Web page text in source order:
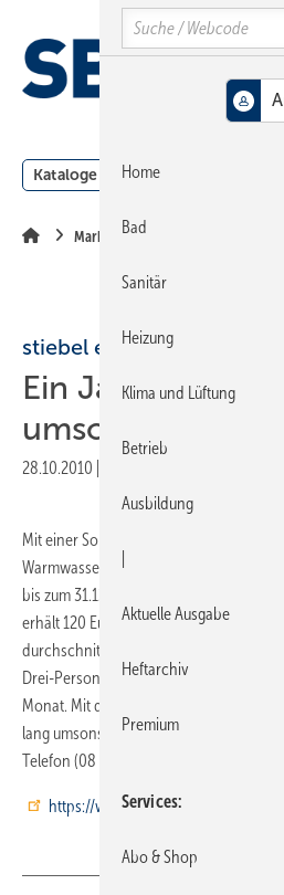
Hauptinhalt
Hauptmenü
SiteSearch
Kataloge Meldungen
Markt + Trends
stiebel eltron
Ein Jahr warmes
umsonst
28.10.2010
Mit einer Sonderaktion will Stiebel seine
Warmwasserbereitung für Endkunden
bis zum 31.12.2010 für eine
erhält 120 Euro. Nach Herstellerangaben
durchschnittlichen Energiekosten für die
Drei-Personen-Haushalts durch die
Monat. Mit dem Stiebel-Bonus erhielten
lang umsonst warmes Wasser. Mehr zu
Telefon (08 00) 7 02 07 00 oder unter
https://www.stiebel-eltron.de/de/
Search
Home
Bad
Sanitär
Heizung
Klima und Lüftung
Betrieb
Ausbildung
Aktuelle Ausgabe
Heftarchiv
Premium
Services
Abo & Shop